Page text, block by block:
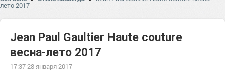
лето 2017
Jean Paul Gaultier Haute couture
весна-лето 2017
17:37 28 января 2017